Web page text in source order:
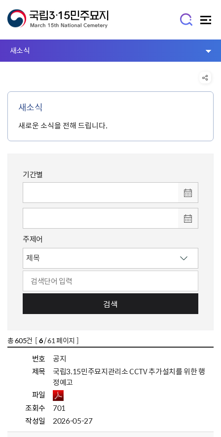
새소식
새소식
새로운 소식을 전해 드립니다.
기간별
주제어
검색
총605건 [6/ 61 페이지 ]
번호
공지
제목
국립3.15민주묘지관리소 CCTV 추가설치를 위한 행
정예고
파일
조회수
701
작성일
2026-05-27